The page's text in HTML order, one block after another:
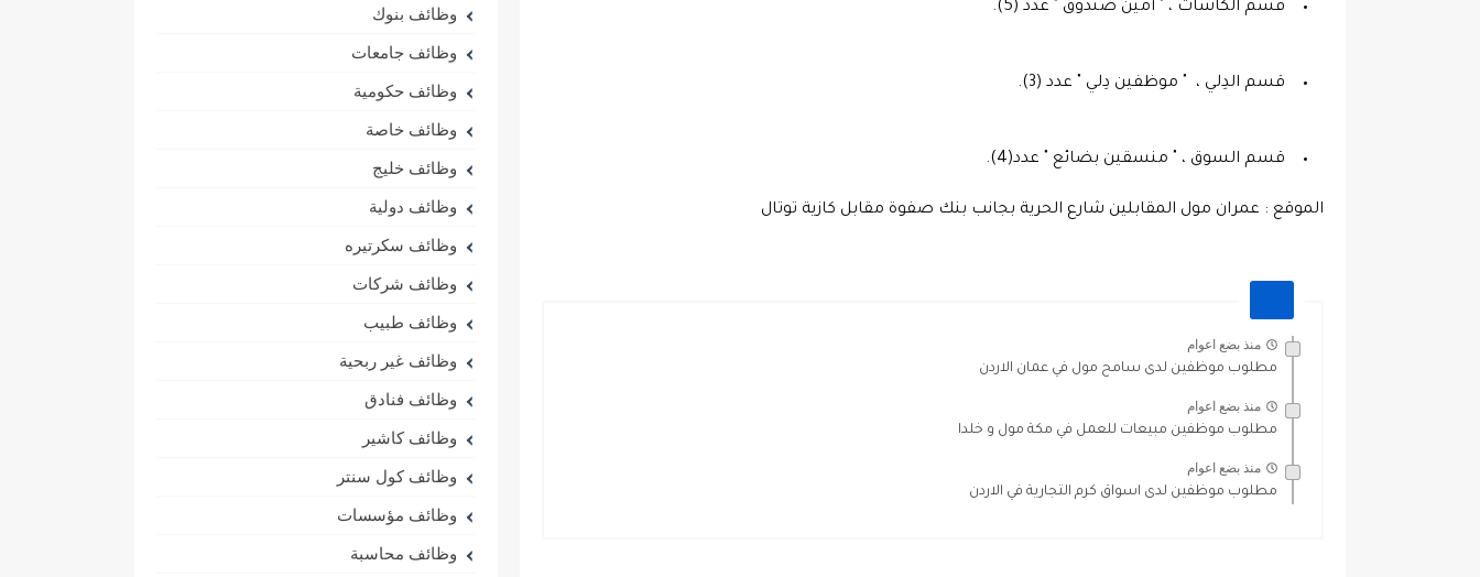
قسم السوق ، " منسقين بضائع " عدد(4).
منذ بضع اعوام
مطلوب موظفين لدى سامح مول في عمان الاردن
منذ بضع اعوام
مطلوب موظفين مبيعات للعمل في مكة مول و خلدا
منذ بضع اعوام
مطلوب موظفين لدى اسواق كرم التجارية في الاردن
وظائف بنوك
وظائف جامعات
وظائف حكومية
وظائف خاصة
وظائف خليج
وظائف دولية
وظائف سكرتيره
وظائف شركات
وظائف طبيب
وظائف غير ربحية
وظائف فنادق
وظائف كاشير
وظائف كول سنتر
وظائف مؤسسات
وظائف محاسبة